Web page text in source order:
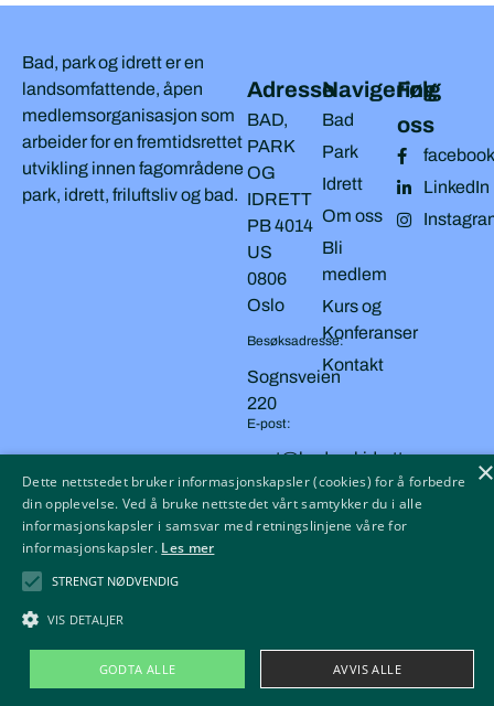
Bad, park og idrett er en
landsomfattende, åpen
medlemsorganisasjon som
arbeider for en fremtidsrettet
utvikling innen fagområdene
park, idrett, friluftsliv og bad.
Adresse
BAD,
PARK
OG
IDRETT
PB 4014
US
0806
Oslo
Besøksadresse:
Sognsveien
220
E-post:
post@badparkidrett.no
Navigering
Bad
Park
Idrett
Om oss
Bli
medlem
Kurs og
Konferanser
Kontakt
Følg
oss
facebook
LinkedIn
Copyright © 2026 BAD, PARK OG IDRETTPersonvern
×
Dette nettstedet bruker informasjonskapsler (cookies) for å forbedre
din opplevelse. Ved å bruke nettstedet vårt samtykker du i alle
informasjonskapsler i samsvar med retningslinjene våre for
informasjonskapsler. Les mer
STRENGT NØDVENDIG
VIS DETALJER
GODTA ALLE AVVIS ALLE